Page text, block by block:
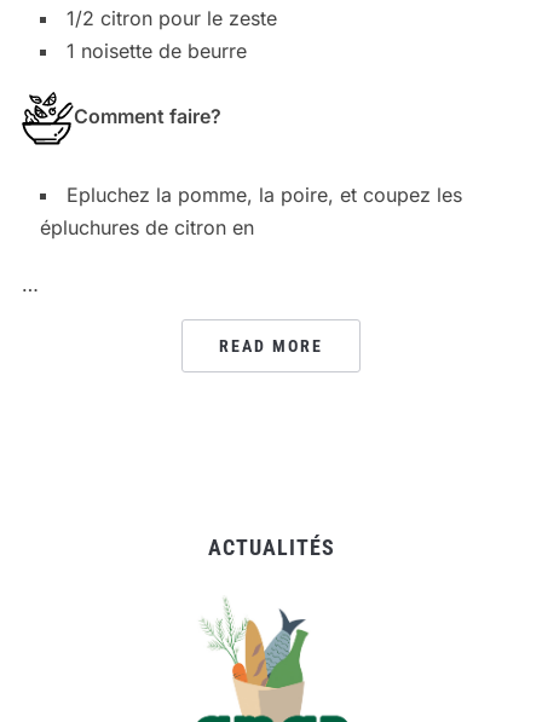
ACTUALITÉS
1/2 citron pour le zeste
1 noisette de beurre
Comment faire?
Epluchez la pomme, la poire, et coupez les
épluchures de citron en
…
READ MORE